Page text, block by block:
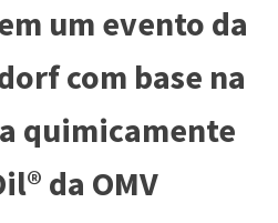
um evento da
com base na
quimicamente
da OMV